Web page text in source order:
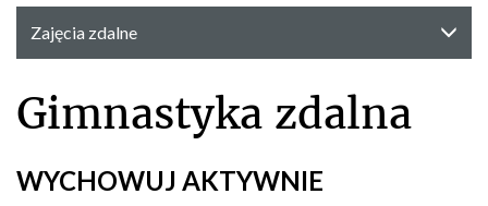
Zajęcia zdalne
Gimnastyka zdalna
WYCHOWUJ AKTYWNIE